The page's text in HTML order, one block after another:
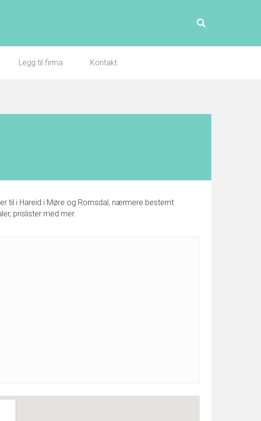
Legg til firma Kontakt
til i Hareid i Møre og Romsdal, nærmere bestemt
prislister med mer.